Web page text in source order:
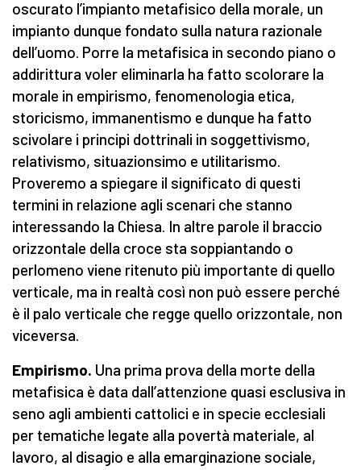
oscurato l’impianto metafisico della morale, un
impianto dunque fondato sulla natura razionale
dell’uomo. Porre la metafisica in secondo piano o
addirittura voler eliminarla ha fatto scolorare la
morale in empirismo, fenomenologia etica,
storicismo, immanentismo e dunque ha fatto
scivolare i principi dottrinali in soggettivismo,
relativismo, situazionsimo e utilitarismo.
Proveremo a spiegare il significato di questi
termini in relazione agli scenari che stanno
interessando la Chiesa. In altre parole il braccio
orizzontale della croce sta soppiantando o
perlomeno viene ritenuto più importante di quello
verticale, ma in realtà così non può essere perché
è il palo verticale che regge quello orizzontale, non
viceversa.
Empirismo. Una prima prova della morte della
metafisica è data dall’attenzione quasi esclusiva in
seno agli ambienti cattolici e in specie ecclesiali
per tematiche legate alla povertà materiale, al
lavoro, al disagio e alla emarginazione sociale,